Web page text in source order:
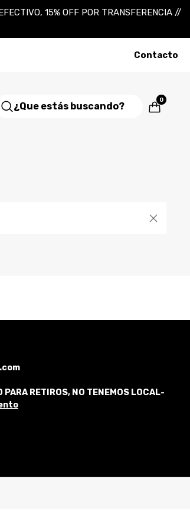
15% OFF POR TRANSFERENCIA //
Contacto
0
RETIROS, NO TENEMOS LOCAL-